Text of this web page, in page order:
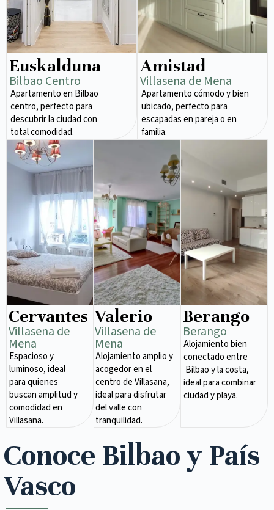
Euskalduna
Bilbao Centro
Apartamento en Bilbao
centro, perfecto para
descubrir la ciudad con
total comodidad.
Amistad
Villasena de Mena
Apartamento cómodo y bien
ubicado, perfecto para
escapadas en pareja o en
familia.
Cervantes
Villasena de
Mena​
Espacioso y
luminoso, ideal
para quienes
buscan amplitud y
comodidad en
Villasana.
Valerio
Villasena de
Mena​
Alojamiento amplio y
acogedor en el
centro de Villasana,
ideal para disfrutar
del valle con
tranquilidad.
Berango
Berango
Alojamiento bien
conectado entre
Bilbao y la costa,
ideal para combinar
ciudad y playa.
Conoce Bilbao y País
Vasco